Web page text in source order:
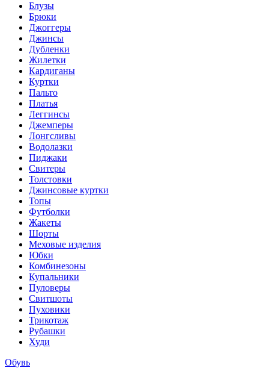
Блузы
Брюки
Джоггеры
Джинсы
Дубленки
Жилетки
Кардиганы
Куртки
Пальто
Платья
Леггинсы
Джемперы
Лонгсливы
Водолазки
Пиджаки
Свитеры
Толстовки
Джинсовые куртки
Топы
Футболки
Жакеты
Шорты
Меховые изделия
Юбки
Комбинезоны
Купальники
Пуловеры
Свитшоты
Пуховики
Трикотаж
Рубашки
Худи
Обувь